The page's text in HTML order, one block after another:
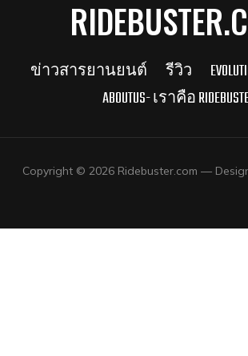
ข่าวสารยานยนต์ รีวิว
ABOUTUS- เราคือ
Copyright © 2026 Ridebuster.com —